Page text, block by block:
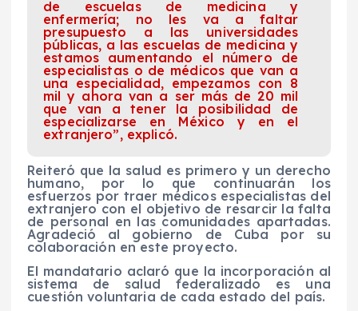
de escuelas de medicina y
enfermería; no les va a faltar
presupuesto a las universidades
públicas, a las escuelas de medicina y
estamos aumentando el número de
especialistas o de médicos que van a
una especialidad, empezamos con 8
mil y ahora van a ser más de 20 mil
que van a tener la posibilidad de
especializarse en México y en el
extranjero”, explicó.
Reiteró que la salud es primero y un derecho
humano, por lo que continuarán los
esfuerzos por traer médicos especialistas del
extranjero con el objetivo de resarcir la falta
de personal en las comunidades apartadas.
Agradeció al gobierno de Cuba por su
colaboración en este proyecto.
El mandatario aclaró que la incorporación al
sistema de salud federalizado es una
cuestión voluntaria de cada estado del país.